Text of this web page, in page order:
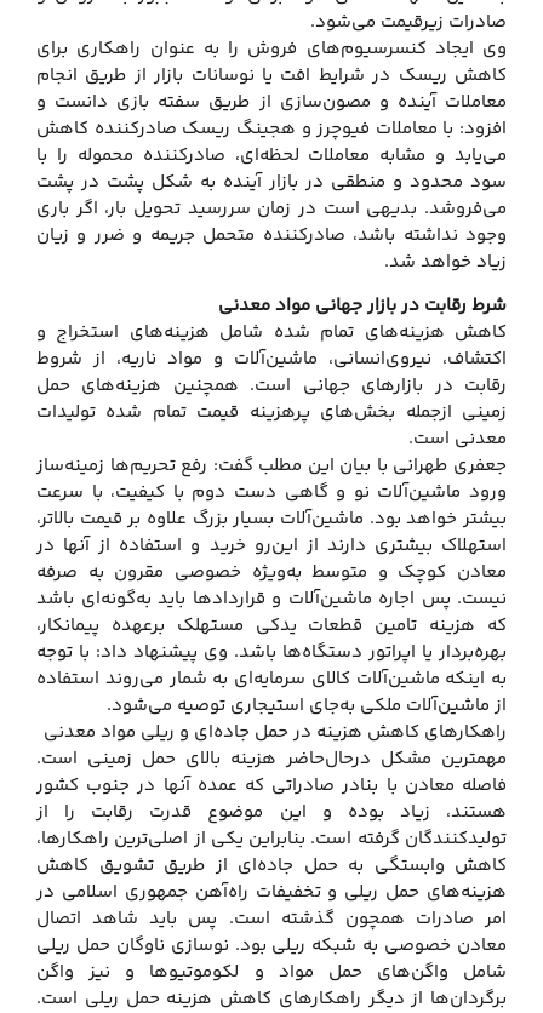
صادرات زیرقیمت می‌شود.
وی ایجاد کنسرسیوم‌های فروش را به عنوان راهکاری برای
کاهش ریسک در شرایط افت یا نوسانات بازار از طریق انجام
معاملات آینده و مصون‌سازی از طریق سفته بازی دانست و
افزود: با معاملات فیوچرز و هجینگ ریسک صادرکننده کاهش
می‌یابد و مشابه معاملات لحظه‌ای، صادرکننده محموله را با
سود محدود و منطقی در بازار آینده به شکل پشت در پشت
می‌فروشد. بدیهی است در زمان سررسید تحویل بار، اگر باری
وجود نداشته باشد، صادرکننده متحمل جریمه و ضرر و زیان
زیاد خواهد شد.
شرط رقابت در بازار جهانی مواد معدنی
کاهش هزینه‌های تمام شده شامل هزینه‌های استخراج و
اکتشاف، نیروی‌انسانی، ماشین‌آلات و مواد ناریه، از شروط
رقابت در بازارهای جهانی است. همچنین هزینه‌های حمل
زمینی ازجمله بخش‌های پرهزینه قیمت تمام شده تولیدات
معدنی است.
جعفری طهرانی با بیان این مطلب گفت: رفع تحریم‌ها زمینه‌ساز
ورود ماشین‌آلات نو و گاهی دست دوم با کیفیت، با سرعت
بیشتر خواهد بود. ماشین‌آلات بسیار بزرگ علاوه بر قیمت بالاتر،
استهلاک بیشتری دارند از این‌رو خرید و استفاده از آنها در
معادن کوچک و متوسط به‌ویژه خصوصی مقرون به صرفه
نیست. پس اجاره ماشین‌آلات و قراردادها باید به‌گونه‌ای باشد
که هزینه تامین قطعات یدکی مستهلک برعهده پیمانکار،
بهره‌بردار یا اپراتور دستگاه‌ها باشد. وی پیشنهاد داد: با توجه
به اینکه ماشین‌آلات کالای سرمایه‌ای به شمار می‌روند استفاده
از ماشین‌آلات ملکی به‌جای استیجاری توصیه می‌شود.
راهکارهای کاهش هزینه در حمل جاده‌ای و ریلی مواد معدنی
مهمترین مشکل درحال‌حاضر هزینه بالای حمل زمینی است.
فاصله معادن با بنادر صادراتی که عمده آنها در جنوب کشور
هستند، زیاد بوده و این موضوع قدرت رقابت را از
تولیدکنندگان گرفته است. بنابراین یکی از اصلی‌ترین راهکارها،
کاهش وابستگی به حمل جاده‌ای از طریق تشویق کاهش
هزینه‌های حمل ریلی و تخفیفات راه‌آهن جمهوری اسلامی در
امر صادرات همچون گذشته است. پس باید شاهد اتصال
معادن خصوصی به شبکه ریلی بود. نوسازی ناوگان حمل ریلی
شامل واگن‌های حمل مواد و لکوموتیوها و نیز واگن
برگردان‌ها از دیگر راهکارهای کاهش هزینه حمل ریلی است.